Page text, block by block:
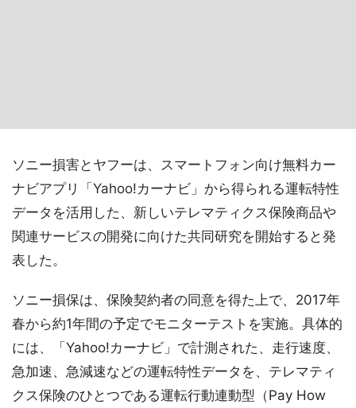
ソニー損害とヤフーは、スマートフォン向け無料カー
ナビアプリ「Yahoo!カーナビ」から得られる運転特性
データを活用した、新しいテレマティクス保険商品や
関連サービスの開発に向けた共同研究を開始すると発
表した。
ソニー損保は、保険契約者の同意を得た上で、2017年
春から約1年間の予定でモニターテストを実施。具体的
には、「Yahoo!カーナビ」で計測された、走行速度、
急加速、急減速などの運転特性データを、テレマティ
クス保険のひとつである運転行動連動型（Pay How